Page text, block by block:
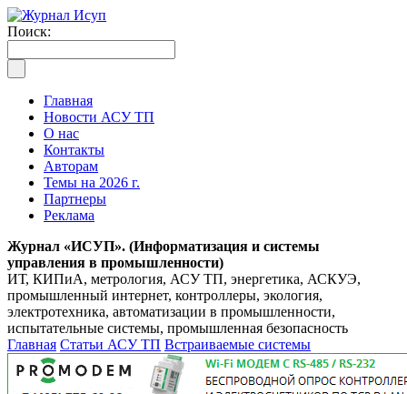
Поиск:
Главная
Новости АСУ ТП
О нас
Контакты
Авторам
Темы на 2026 г.
Партнеры
Реклама
Журнал «ИСУП». (Информатизация и системы
управления в промышленности)
ИТ, КИПиА, метрология, АСУ ТП, энергетика, АСКУЭ,
промышленный интернет, контроллеры, экология,
электротехника, автоматизации в промышленности,
испытательные системы, промышленная безопасность
Главная Статьи АСУ ТП Встраиваемые системы